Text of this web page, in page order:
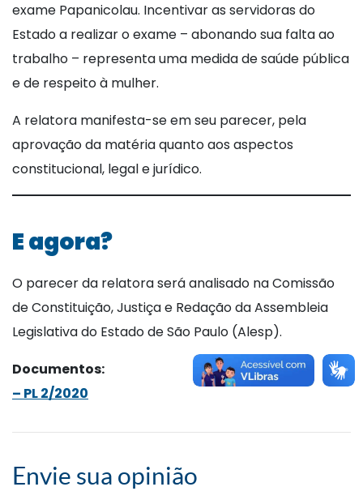
exame Papanicolau. Incentivar as servidoras do
Estado a realizar o exame – abonando sua falta ao
trabalho – representa uma medida de saúde pública
e de respeito à mulher.
A relatora manifesta-se em seu parecer, pela
aprovação da matéria quanto aos aspectos
constitucional, legal e jurídico.
E agora?
O parecer da relatora será analisado na Comissão
de Constituição, Justiça e Redação da Assembleia
Legislativa do Estado de São Paulo (Alesp).
Documentos:
– PL 2/2020
Envie sua opinião